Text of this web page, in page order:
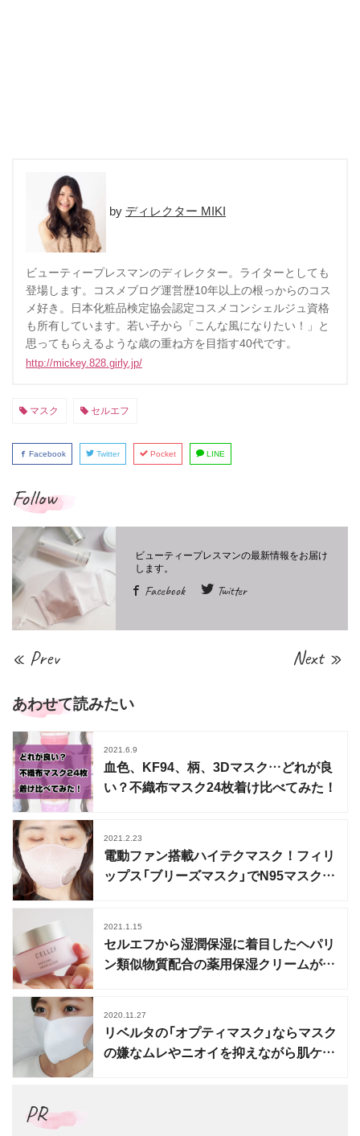
ディレクター MIKI
ビューティープレスマンのディレクター。ライターとしても
登場します。コスメブログ運営歴10年以上の根っからのコス
メ好き。日本化粧品検定協会認定コスメコンシェルジュ資格
も所有しています。若い子から「こんな風になりたい！」と
思ってもらえるような歳の重ね方を目指す40代です。
http://mickey.828.girly.jp/
マスク セルエフ
Facebook Twitter Pocket LINE
Follow
Facebook Twitter
« Prev Next »
あわせて読みたい
2021.6.9
血色、KF94、柄、3Dマスク…どれが良
い？不織布マスク24枚着け比べてみた！
2021.2.23
電動ファン搭載ハイテクマスク！フィリ
ップス「ブリーズマスク」でN95マスクが
2021.1.15
セルエフから湿潤保湿に着目したヘパリ
ン類似物質配合の薬用保湿クリームが誕
2020.11.27
リベルタの「オプティマスク」ならマスク
の嫌なムレやニオイを抑えながら肌ケ
PR